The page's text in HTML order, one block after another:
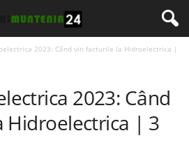
2023: Când vin facturile la Hidroelectrica |
2023: Când
Hidroelectrica | 3